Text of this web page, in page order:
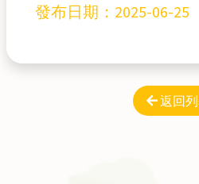
發布日期： 2025-06-25
返回